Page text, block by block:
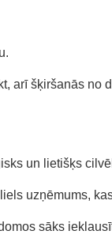
arī šķiršanās no
un lietišķs
uzņēmums,
sāks